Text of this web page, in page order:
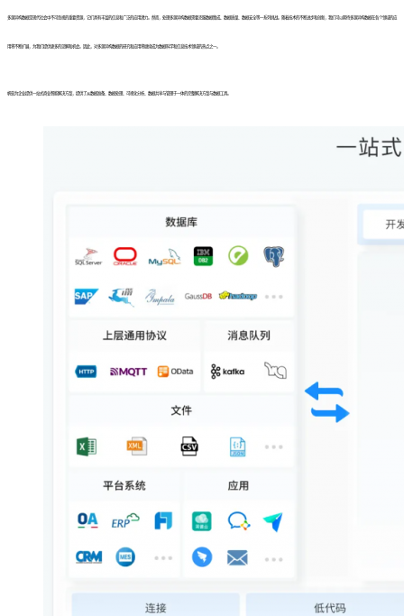
多源异构数据是现代社会中不可忽视的重要资源，它们具有丰富的信息和广泛的应用潜力。然而，处理多源异构数据需要克服数据集成、数据质量、数据安全等一系列挑战。随着技术的不断进步和创新，我们可以期待多源异构数据在各个领域的应
用将不断扩展，为我们提供更多的见解和机会。因此，对多源异构数据的研究和应用将继续成为数据科学和信息技术领域的热点之一。
帆软为企业提供一站式商业智能解决方案，提供了从数据准备、数据处理、可视化分析、数据共享与管理于一体的完整解决方案与数据工具。